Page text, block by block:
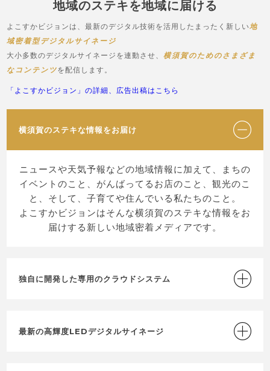
地域のステキを地域に届ける
よこすかビジョンは、最新のデジタル技術を活用したまったく新しい地
域密着型デジタルサイネージ
大小多数のデジタルサイネージを連動させ、横須賀のためのさまざま
なコンテンツを配信します。
「よこすかビジョン」の詳細、広告出稿はこちら
横須賀のステキな情報をお届け
ニュースや天気予報などの地域情報に加えて、まちの
イベントのこと、がんばってるお店のこと、観光のこ
と、そして、子育てや住んでいる私たちのこと。
よこすかビジョンはそんな横須賀のステキな情報をお
届けする新しい地域密着メディアです。
独自に開発した専用のクラウドシステム
最新の高輝度LEDデジタルサイネージ